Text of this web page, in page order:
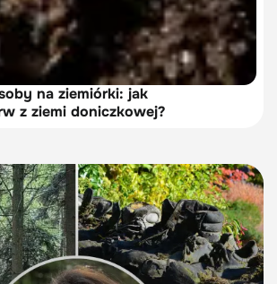
na ziemiórki: jak
z ziemi doniczkowej?